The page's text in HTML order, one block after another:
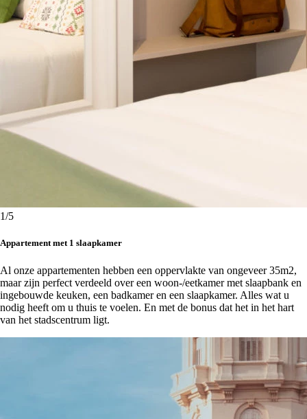
1/5
Appartement met 1 slaapkamer
Al onze appartementen hebben een oppervlakte van ongeveer 35m2,
maar zijn perfect verdeeld over een woon-/eetkamer met slaapbank en
ingebouwde keuken, een badkamer en een slaapkamer. Alles wat u
nodig heeft om u thuis te voelen. En met de bonus dat het in het hart
van het stadscentrum ligt.